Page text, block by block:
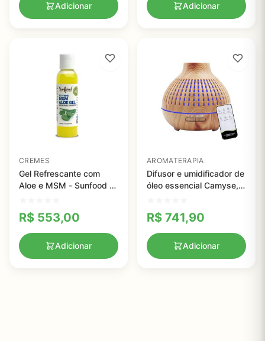
Adicionar Adicionar
CREMES
Gel Refrescante com
Aloe e MSM - Sunfood -
R$ 553,00
Adicionar
AROMATERAPIA
Difusor e umidificador de
óleo essencial Camyse,
R$ 741,90
Adicionar